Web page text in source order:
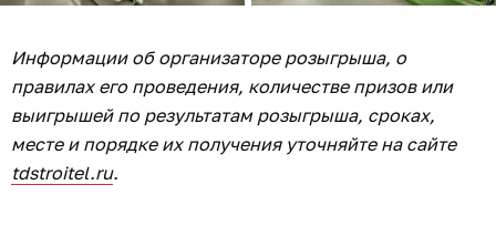
Информации об организаторе розыгрыша, о
правилах его проведения, количестве призов или
выигрышей по результатам розыгрыша, сроках,
месте и порядке их получения уточняйте на сайте
tdstroitel.ru.